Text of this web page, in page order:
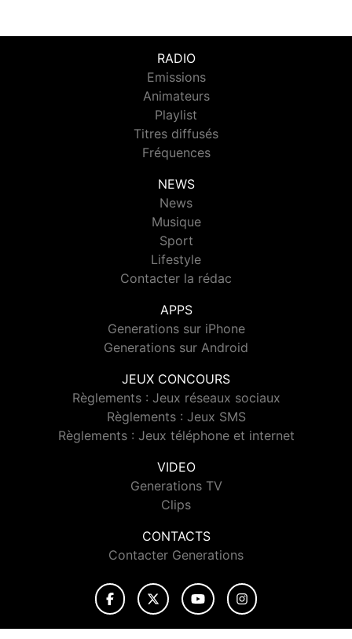
RADIO
Emissions
Animateurs
Playlist
Titres diffusés
Fréquences
NEWS
News
Musique
Sport
Lifestyle
Contacter la rédac
APPS
Generations sur iPhone
Generations sur Android
JEUX CONCOURS
Règlements : Jeux réseaux sociaux
Règlements : Jeux SMS
Règlements : Jeux téléphone et internet
VIDEO
Generations TV
Clips
CONTACTS
Contacter Generations